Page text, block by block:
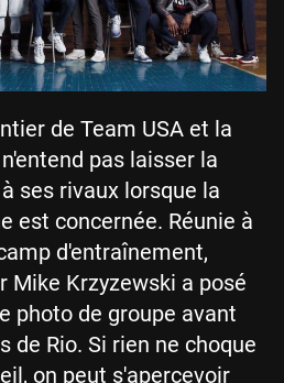
de Team USA et la
pas laisser la
ses rivaux lorsque la
est concernée. Réunie à
d'entraînement,
Mike Krzyzewski a posé
photo de groupe avant
de Rio. Si rien ne choque
on peut s'apercevoir